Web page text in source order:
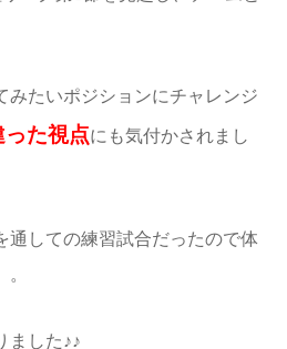
みたいポジションにチャレンジ
た視点にも気付かされまし
通しての練習試合だったので体
ました♪♪